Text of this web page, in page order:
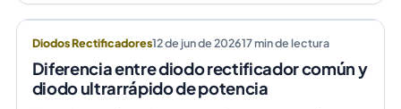
Diodos Rectificadores12 de jun de 202617min de lectura
Diferencia entre diodo rectificador común y
diodo ultrarrápido de potencia